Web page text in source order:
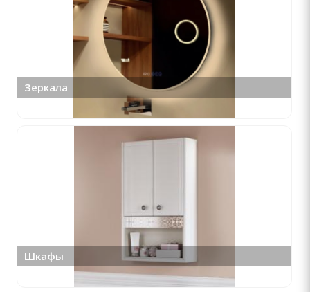
Зеркала
Шкафы